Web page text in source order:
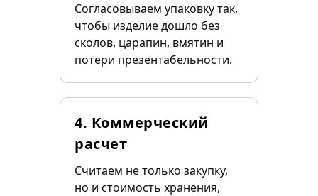
Согласовываем упаковку так,
чтобы изделие дошло без
сколов, царапин, вмятин и
потери презентабельности.
4. Коммерческий
расчет
Считаем не только закупку,
но и стоимость хранения,